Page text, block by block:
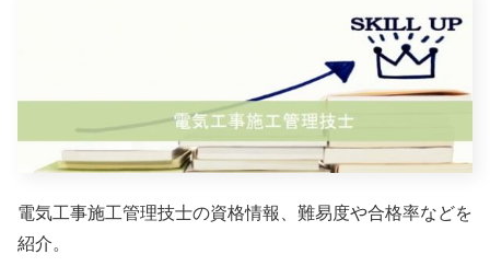
電気工事施工管理技士の資格情報、難易度や合格率などを
紹介。